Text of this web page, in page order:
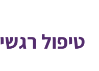
טיפול רגשי